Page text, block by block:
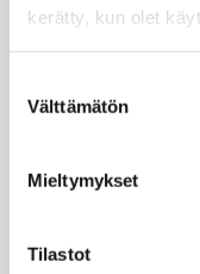
kerätty, kun olet
valinta
Välttämätön
Mieltymykset
Tilastot
Työnhaku
KirVESTES 2025-
Palkkaus